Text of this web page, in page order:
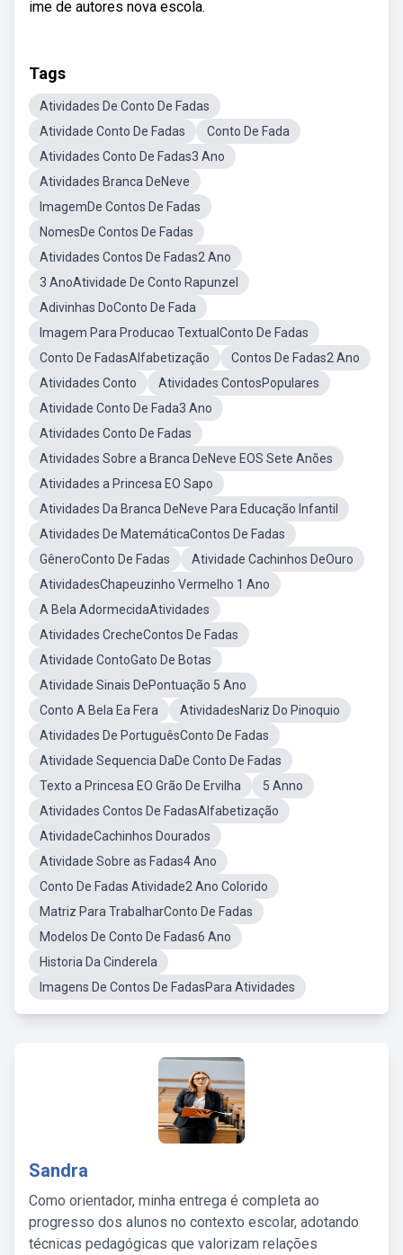
ime de autores nova escola.
Tags
Atividades De Conto De Fadas
Atividade Conto De Fadas
Conto De Fada
Atividades Conto De Fadas3 Ano
Atividades Branca DeNeve
ImagemDe Contos De Fadas
NomesDe Contos De Fadas
Atividades Contos De Fadas2 Ano
3 AnoAtividade De Conto Rapunzel
Adivinhas DoConto De Fada
Imagem Para Producao TextualConto De Fadas
Conto De FadasAlfabetização
Contos De Fadas2 Ano
Atividades Conto
Atividades ContosPopulares
Atividade Conto De Fada3 Ano
Atividades Conto De Fadas
Atividades Sobre a Branca DeNeve EOS Sete Anões
Atividades a Princesa EO Sapo
Atividades Da Branca DeNeve Para Educação Infantil
Atividades De MatemáticaContos De Fadas
GêneroConto De Fadas
Atividade Cachinhos DeOuro
AtividadesChapeuzinho Vermelho 1 Ano
A Bela AdormecidaAtividades
Atividades CrecheContos De Fadas
Atividade ContoGato De Botas
Atividade Sinais DePontuação 5 Ano
Conto A Bela Ea Fera
AtividadesNariz Do Pinoquio
Atividades De PortuguêsConto De Fadas
Atividade Sequencia DaDe Conto De Fadas
Texto a Princesa EO Grão De Ervilha
5 Anno
Atividades Contos De FadasAlfabetização
AtividadeCachinhos Dourados
Atividade Sobre as Fadas4 Ano
Conto De Fadas Atividade2 Ano Colorido
Matriz Para TrabalharConto De Fadas
Modelos De Conto De Fadas6 Ano
Historia Da Cinderela
Imagens De Contos De FadasPara Atividades
Sandra
Como orientador, minha entrega é completa ao
progresso dos alunos no contexto escolar, adotando
técnicas pedagógicas que valorizam relações